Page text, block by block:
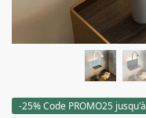
-25% Code PROMO25